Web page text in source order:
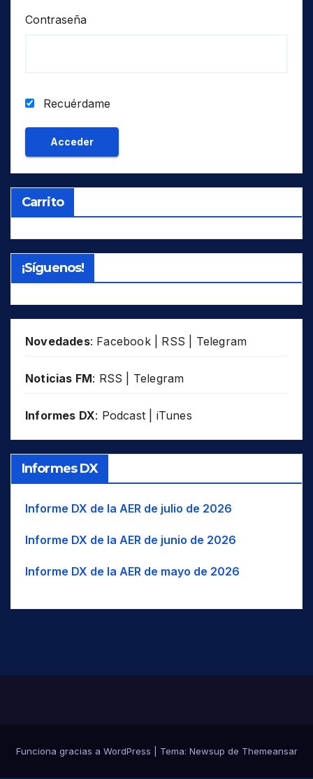
Contraseña
Recuérdame
Carrito
¡Síguenos!
Novedades: Facebook| RSS Telegram
Noticias FM: RSS Telegram
Informes DX: Podcast iTunes
Informes DX
Informe DX de la AER de julio de 2026
Informe DX de la AER de junio de 2026
Informe DX de la AER de mayo de 2026
Funciona gracias a WordPress Tema: Newsup de Themeansar